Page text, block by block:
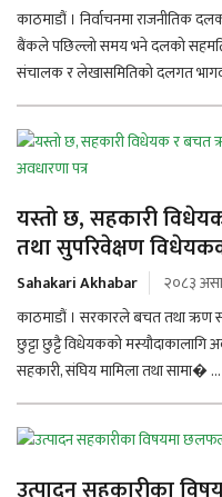
काठमाडौं । निर्वाचनमा राजनीतिक
बैंकले पछिल्लो समय भने दलको सहमति
संचालक र लेखासमितिको दलगत
यस्तो छ, सहकारी
तथा सुपरिवेक्षण
Sahakari Akhabar
२०८३
काठमाडौं । सरकारले बचत तथा ऋण
छुट्टा छुट्टै विधेयकको मस्यौदाकालागि
सहकारी, संघिय मामिला तथा सामा� ...